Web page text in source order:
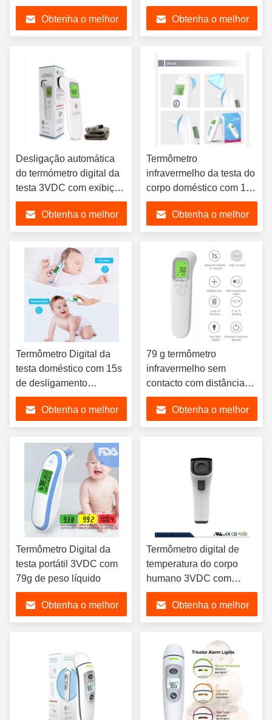
corporal 32-42.9.C
Alarme de febre
Obtenha o melhor Obtenha o melhor
Desligação automática
do termómetro digital da
testa 3VDC com exibição
de mudança de cor
Obtenha o melhor
Termômetro
infravermelho da testa do
corpo doméstico com 15s
de desligamento
automáticoObtenha o melhor
Termômetro Digital da
testa doméstico com 15s
de desligamento
automático
Obtenha o melhor
79 g termômetro
infravermelho sem
contacto com distância
de medição de 3-5 cm
Obtenha o melhor
Termômetro Digital da
testa portátil 3VDC com
79g de peso líquido
Obtenha o melhor
Termômetro digital de
temperatura do corpo
humano 3VDC com
alarme de febre
Obtenha o melhor